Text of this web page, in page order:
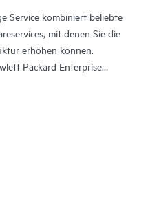
Service kombiniert beliebte
mit denen Sie die
erhöhen können.
Packard Enterprise
zu